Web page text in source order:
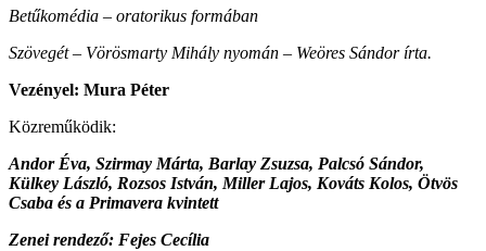
Betűkomédia – oratorikus formában
Szövegét – Vörösmarty Mihály nyomán – Weöres Sándor írta.
Vezényel: Mura Péter
Közreműködik:
Andor Éva, Szirmay Márta, Barlay Zsuzsa, Palcsó Sándor,
Külkey László, Rozsos István, Miller Lajos, Kováts Kolos, Ötvös
Csaba és a Primavera kvintett
Zenei rendező: Fejes Cecília